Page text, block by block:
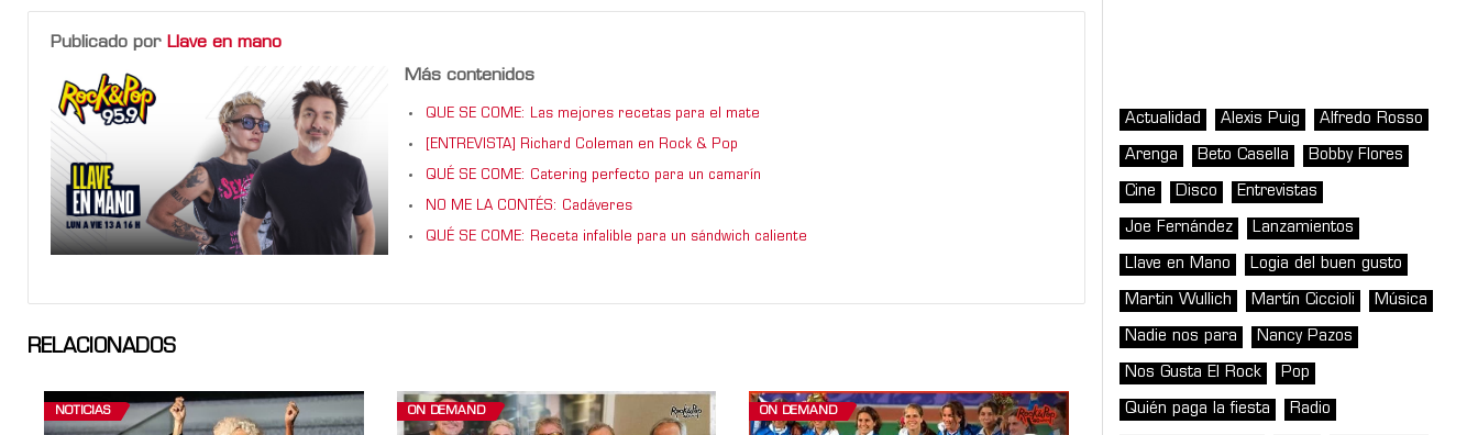
Publicado por Llave en mano
Más contenidos
QUE SE COME: Las mejores recetas para el mate
[ENTREVISTA] Richard Coleman en Rock & Pop
QUÉ SE COME: Catering perfecto para un camarín
NO ME LA CONTÉS: Cadáveres
QUÉ SE COME: Receta infalible para un sándwich caliente
RELACIONADOS
NOTICIAS ON DEMAND ON DEMAND
Actualidad Alexis Puig Alfredo Rosso
Arenga Beto Casella Bobby Flores
Cine Disco Entrevistas
Joe Fernández Lanzamientos
Llave en Mano Logia del buen gusto
Martin Wullich Martín Ciccioli Música
Nadie nos para Nancy Pazos
Nos Gusta El Rock Pop
Quién paga la fiesta Radio